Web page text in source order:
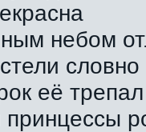
небом
её трепал
принцессы